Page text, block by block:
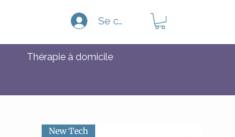
Se connecter
Thérapie à domicile
New Tech